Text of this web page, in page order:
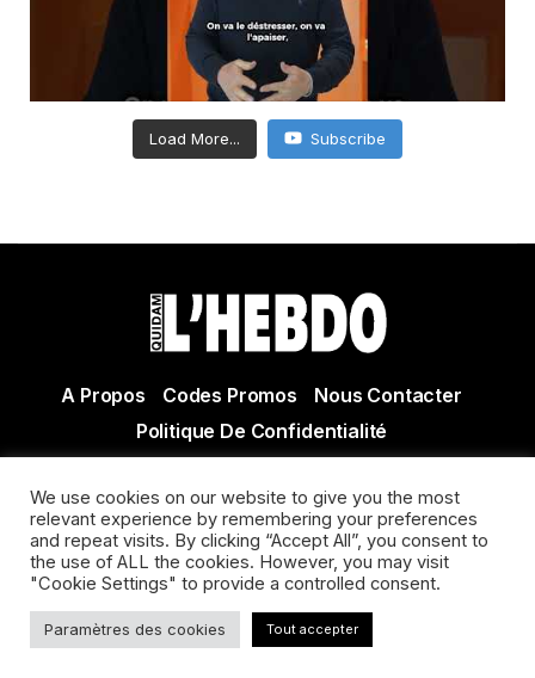
Load More... Subscribe
A Propos Codes Promos
Nous Contacter
Politique De Confidentialité
Actualité Agen - Actualité en lot et Garonne - Actualité
Villeneuve sur Lot
We use cookies on our website to give you the most
relevant experience by remembering your preferences
and repeat visits. By clicking “Accept All”, you consent to
the use of ALL the cookies. However, you may visit
"Cookie Settings" to provide a controlled consent.
Paramètres des cookies Tout accepter